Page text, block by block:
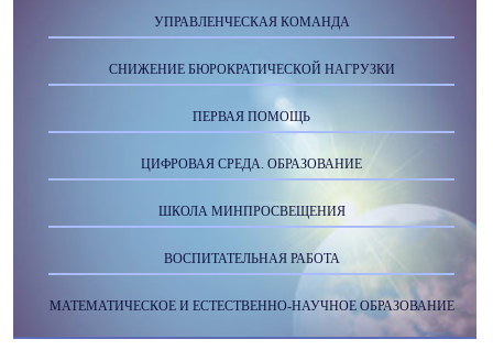
УПРАВЛЕНЧЕСКАЯ КОМАНДА
СНИЖЕНИЕ БЮРОКРАТИЧЕСКОЙ НАГРУЗКИ
ПЕРВАЯ ПОМОЩЬ
ЦИФРОВАЯ СРЕДА. ОБРАЗОВАНИЕ
ШКОЛА МИНПРОСВЕЩЕНИЯ
ВОСПИТАТЕЛЬНАЯ РАБОТА
МАТЕМАТИЧЕСКОЕ И ЕСТЕСТВЕННО-НАУЧНОЕ ОБРАЗОВАНИЕ